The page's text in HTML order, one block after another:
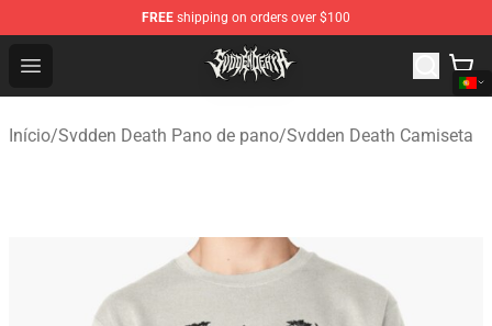
FREE shipping on orders over $100
Open menu
Svdden Death Shop - Official Svdden Death
Início/Svdden Death Pano de pano/Svdden Death Camiseta